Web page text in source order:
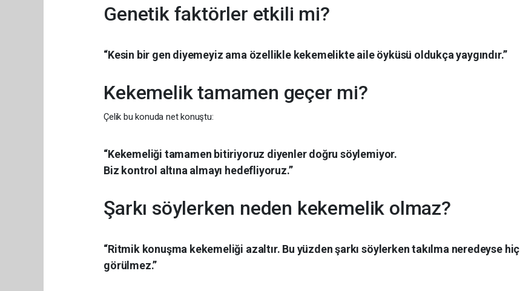
Genetik faktörler etkili mi?
“Kesin bir gen diyemeyiz ama özellikle kekemelikte aile öyküsü oldukça yaygındır.”
Kekemelik tamamen geçer mi?
Çelik bu konuda net konuştu:
“Kekemeliği tamamen bitiriyoruz diyenler doğru söylemiyor.
Biz kontrol altına almayı hedefliyoruz.”
Şarkı söylerken neden kekemelik olmaz?
“Ritmik konuşma kekemeliği azaltır. Bu yüzden şarkı söylerken takılma neredeyse hiç
görülmez.”